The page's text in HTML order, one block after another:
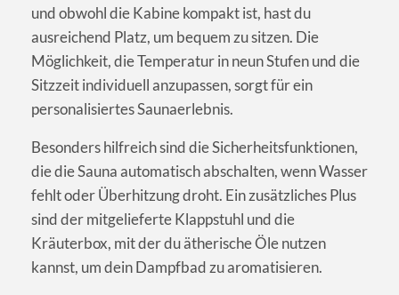
und obwohl die Kabine kompakt ist, hast du
ausreichend Platz, um bequem zu sitzen. Die
Möglichkeit, die Temperatur in neun Stufen und die
Sitzzeit individuell anzupassen, sorgt für ein
personalisiertes Saunaerlebnis.
Besonders hilfreich sind die Sicherheitsfunktionen,
die die Sauna automatisch abschalten, wenn Wasser
fehlt oder Überhitzung droht. Ein zusätzliches Plus
sind der mitgelieferte Klappstuhl und die
Kräuterbox, mit der du ätherische Öle nutzen
kannst, um dein Dampfbad zu aromatisieren.